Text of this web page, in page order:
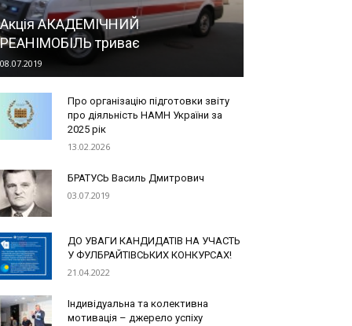
Акція АКАДЕМІЧНИЙ
РЕАНІМОБІЛЬ триває
08.07.2019
Про організацію підготовки звіту
про діяльність НАМН України за
2025 рік
13.02.2026
БРАТУСЬ Василь Дмитрович
03.07.2019
ДО УВАГИ КАНДИДАТІВ НА УЧАСТЬ
У ФУЛБРАЙТІВСЬКИХ КОНКУРСАХ!
21.04.2022
Індивідуальна та колективна
мотивація – джерело успіху